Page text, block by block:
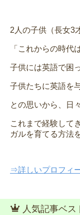
2人の子供（長女3
「これからの時代
子供には英語で困
子供たちに英語を
との思いから、日
これまで経験して
ガルを育てる方法
⇒詳しいプロフィ
人気記事ベス